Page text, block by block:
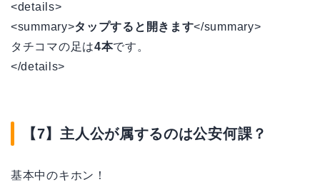
<details>
<summary>タップすると開きます</summary>
タチコマの足は4本です。
</details>
【7】主人公が属するのは公安何課？
基本中のキホン！